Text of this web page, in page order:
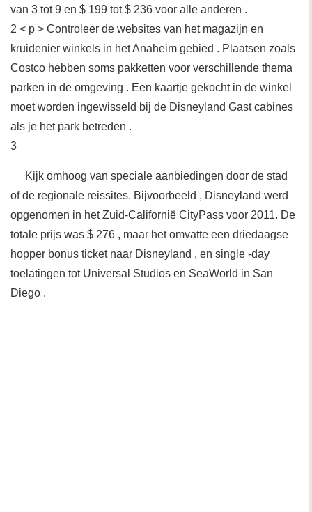
van 3 tot 9 en $ 199 tot $ 236 voor alle anderen .
2 < p > Controleer de websites van het magazijn en
kruidenier winkels in het Anaheim gebied . Plaatsen zoals
Costco hebben soms pakketten voor verschillende thema
parken in de omgeving . Een kaartje gekocht in de winkel
moet worden ingewisseld bij de Disneyland Gast cabines
als je het park betreden .
3
Kijk omhoog van speciale aanbiedingen door de stad
of de regionale reissites. Bijvoorbeeld , Disneyland werd
opgenomen in het Zuid-Californië CityPass voor 2011. De
totale prijs was $ 276 , maar het omvatte een driedaagse
hopper bonus ticket naar Disneyland , en single -day
toelatingen tot Universal Studios en SeaWorld in San
Diego .